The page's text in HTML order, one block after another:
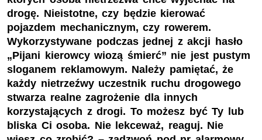
drogę. Nieistotne, czy będzie kierować
pojazdem mechanicznym, czy rowerem.
Wykorzystywane podczas jednej z akcji hasło
„Pijani kierowcy wiozą śmierć” nie jest pustym
sloganem reklamowym. Należy pamiętać, że
każdy nietrzeźwy uczestnik ruchu drogowego
stwarza realne zagrożenie dla innych
korzystających z drogi. To możesz być Ty lub
bliska Ci osoba. Nie lekceważ, reaguj. Nie